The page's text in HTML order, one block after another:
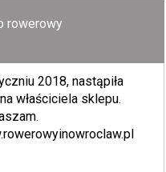
rowerowy
2018, nastąpiła
właściciela sklepu.